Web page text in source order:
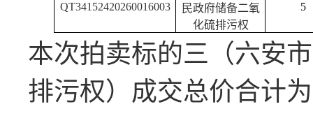
QT34152420260016003
民政府储备二氧
化硫排污权
5
本次拍卖标的三（六安
排污权）成交总价合计为